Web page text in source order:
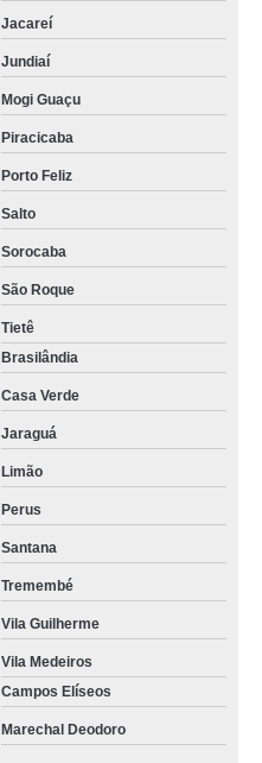
Jacareí
Jundiaí
Mogi Guaçu
Piracicaba
Porto Feliz
Salto
Sorocaba
São Roque
Tietê
Brasilândia
Casa Verde
Jaraguá
Limão
Perus
Santana
Tremembé
Vila Guilherme
Vila Medeiros
Campos Elíseos
Marechal Deodoro